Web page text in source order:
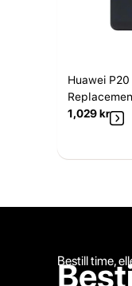
Huawei
1,029kr
Bestill time,